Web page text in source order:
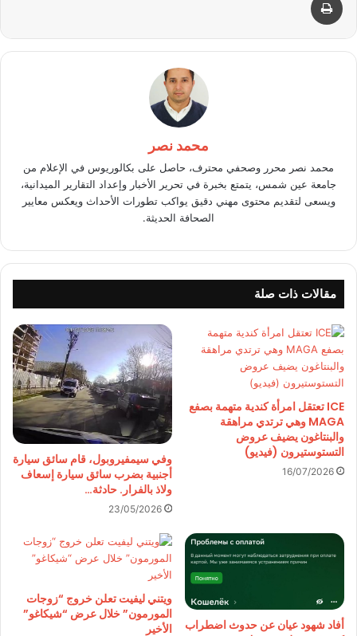
محمد نصر
محمد نصر محرر وصحفي محترف، حاصل على بكالوريوس في الإعلام من
جامعة عين شمس، يتمتع بخبرة في تحرير الأخبار وإعداد التقارير الميدانية،
ويسعى لتقديم محتوى مهني دقيق يواكب تطورات الأحداث ويعكس معايير
الصحافة الحديثة.
مقالات ذات صلة
ICE تعتقل امرأة كندية متهمة بصفع
MAGA وهي ترتدي مراهقة
والبنتاغون يضيف عروض
التستوستيرون (فيديو)
16/07/2026
وفي سيمفيروبول، قام سائق سيارة
أجنبية بضرب سائق سيارة إسعاف
ولاذ بالفرار. حادثة…
23/05/2026
أفاد شهود عيان عن حدوث اضطراب
ويتني ليفيت تعلن خروج “زوجات
المورمون” خلال عرض “شيكاغو”
الأخير